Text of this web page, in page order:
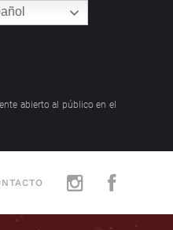
abierto al público en el